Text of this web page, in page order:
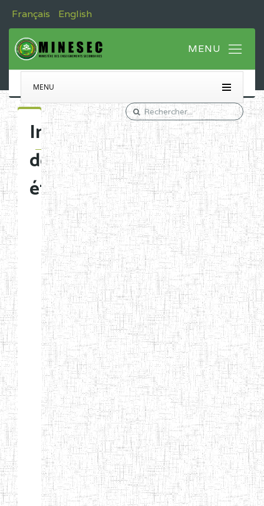
Français English
MENU
Immatriculation
des
établissements
Etablissements
d'enseignement
normal
ENI
Chercher:
Effacer les filtres
Denomination